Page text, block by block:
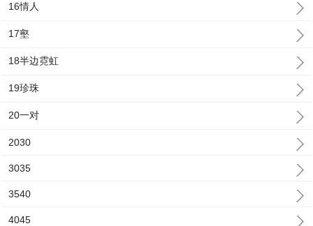
16情人
17壑
18半边霓虹
19珍珠
20一对
2030
3035
3540
4045